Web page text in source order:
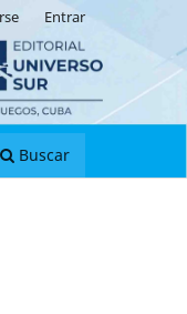
Buscar
Entrar